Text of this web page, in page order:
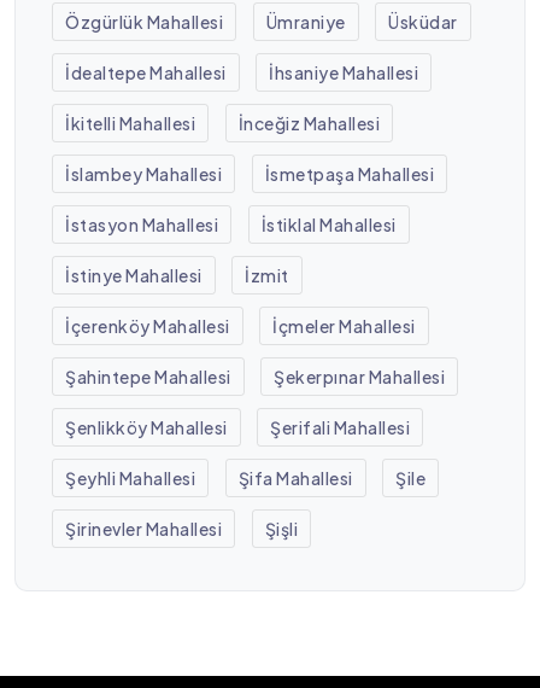
Özgürlük Mahallesi Ümraniye Üsküdar
İdealtepe Mahallesi İhsaniye Mahallesi
İkitelli Mahallesi İnceğiz Mahallesi
İslambey Mahallesi İsmetpaşa Mahallesi
İstasyon Mahallesi İstiklal Mahallesi
İstinye Mahallesi İzmit
İçerenköy Mahallesi İçmeler Mahallesi
Şahintepe Mahallesi Şekerpınar Mahallesi
Şenlikköy Mahallesi Şerifali Mahallesi
Şeyhli Mahallesi Şifa Mahallesi Şile
Şirinevler Mahallesi Şişli